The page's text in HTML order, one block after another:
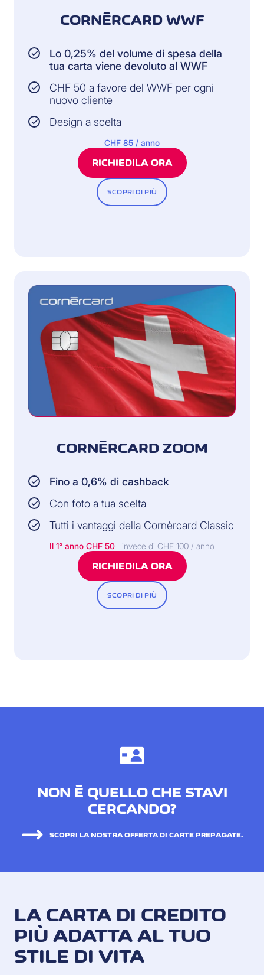
CORNÈRCARD WWF
Lo 0,25% del volume di spesa della
tua carta viene devoluto al WWF
CHF 50 a favore del WWF per ogni
nuovo cliente
Design a scelta
CHF 85 / anno
RICHIEDILA ORA
SCOPRI DI PIÙ
CORNÈRCARD ZOOM
Fino a 0,6% di cashback
Con foto a tua scelta
Tutti i vantaggi della Cornèrcard Classic
Il 1° anno CHF 50 invece di CHF 100 / anno
RICHIEDILA ORA
SCOPRI DI PIÙ
NON È QUELLO CHE STAVI
CERCANDO?
SCOPRI LA NOSTRA OFFERTA DI CARTE PREPAGATE.
LA CARTA DI CREDITO
PIÙ ADATTA AL TUO
STILE DI VITA